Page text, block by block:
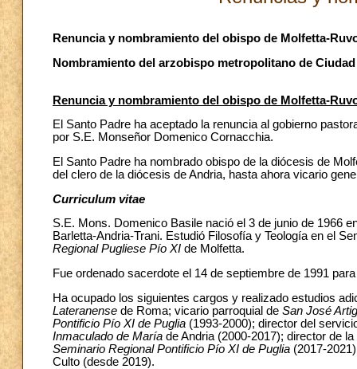
Renuncia y nombramiento del obispo de Molfetta-
Nombramiento del arzobispo metropolitano de
Renuncia y nombramiento del obispo de Molfetta-
El Santo Padre ha aceptado la renuncia al gobierno
por S.E. Monseñor Domenico Cornacchia.
El Santo Padre ha nombrado obispo de la diócesis de
del clero de la diócesis de Andria, hasta ahora vicario
Curriculum vitae
S.E. Mons. Domenico Basile nació el 3 de junio de 1966
Barletta-Andria-Trani. Estudió Filosofía y Teología en el
Regional Pugliese Pío XI de Molfetta.
Fue ordenado sacerdote el 14 de septiembre de 1991
Ha ocupado los siguientes cargos y realizado estudios
Lateranense de Roma; vicario parroquial de San José
Pontificio Pío XI de Puglia (1993-2000); director del
Inmaculado de María de Andria (2000-2017); director de
Seminario Regional Pontificio Pío XI de Puglia (2017-
Culto (desde 2019).